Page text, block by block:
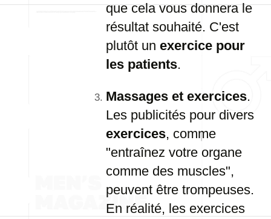
que cela vous donnera le
résultat souhaité. C'est
plutôt un exercice pour
les patients.
Massages et exercices.
Les publicités pour divers
exercices, comme
"entraînez votre organe
comme des muscles",
peuvent être trompeuses.
En réalité, les exercices